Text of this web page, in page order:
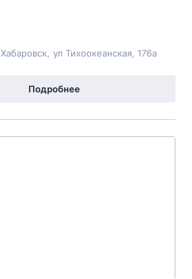
Хабаровск ул Тихоокеанская , 176а
Подробнее